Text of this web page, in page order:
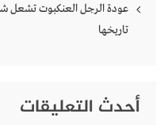
عودة الرجل العنكبوت تشعل
تاريخها
أحدث التعليقات